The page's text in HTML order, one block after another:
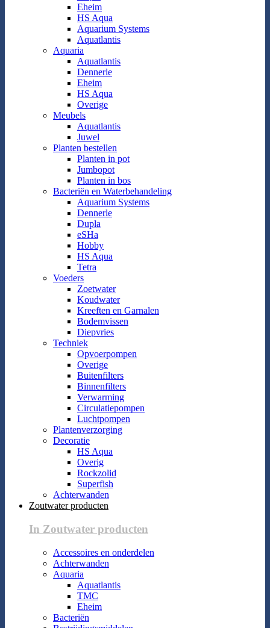
Eheim
HS Aqua
Aquarium Systems
Aquatlantis
Aquaria
Aquatlantis
Dennerle
Eheim
HS Aqua
Overige
Meubels
Aquatlantis
Juwel
Planten bestellen
Planten in pot
Jumbopot
Planten in bos
Bacteriën en Waterbehandeling
Aquarium Systems
Dennerle
Dupla
eSHa
Hobby
HS Aqua
Tetra
Voeders
Zoetwater
Koudwater
Kreeften en Garnalen
Bodemvissen
Diepvries
Techniek
Opvoerpompen
Overige
Buitenfilters
Binnenfilters
Verwarming
Circulatiepompen
Luchtpompen
Plantenverzorging
Decoratie
HS Aqua
Overig
Rockzolid
Superfish
Achterwanden
Zoutwater producten
In Zoutwater producten
Accessoires en onderdelen
Achterwanden
Aquaria
Aquatlantis
TMC
Eheim
Bacteriën